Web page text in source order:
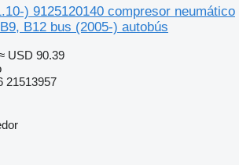
) 9125120140 compresor neumático
B12 bus (2005-) autobús
USD 90.39
21513957